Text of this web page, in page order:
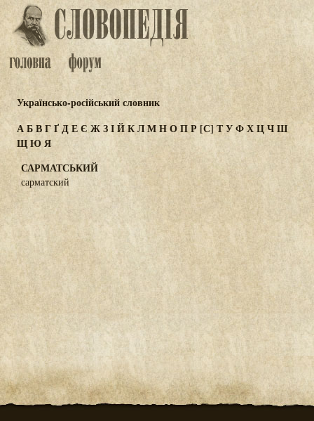
Українсько-російський словник
АБВГҐДЕЄ ЖЗІЙКЛМНОПР [С] ТУФХЦЧШ
ЩЮ Я
САРМАТСЬКИЙ
сарматский